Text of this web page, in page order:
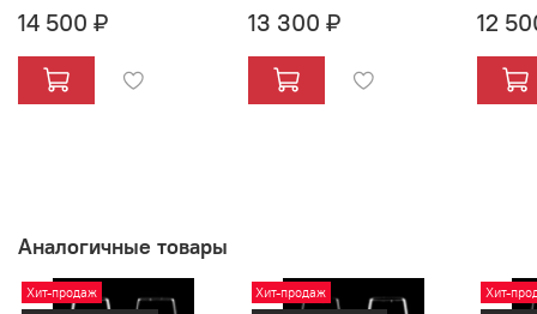
14 500 ₽ 13 300 ₽ 12
Аналогичные товары
Хит-продаж
Хит-продаж
Хит-